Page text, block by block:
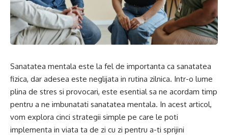
Sanatatea mentala este la fel de importanta ca sanatatea
fizica, dar adesea este neglijata in rutina zilnica. Intr-o lume
plina de stres si provocari, este esential sa ne acordam timp
pentru a ne imbunatati sanatatea mentala. In acest articol,
vom explora cinci strategii simple pe care le poti
implementa in viata ta de zi cu zi pentru a-ti sprijini